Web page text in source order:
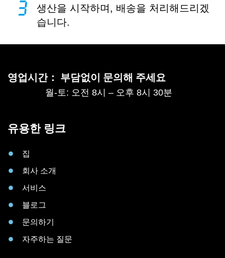
생산을 시작하며, 배송을 처리해드리겠
습니다.
영업시간： 부담없이 문의해 주세요
월-토: 오전 8시 – 오후 8시 30분
유용한 링크
집
회사 소개
서비스
블로그
문의하기
자주하는 질문